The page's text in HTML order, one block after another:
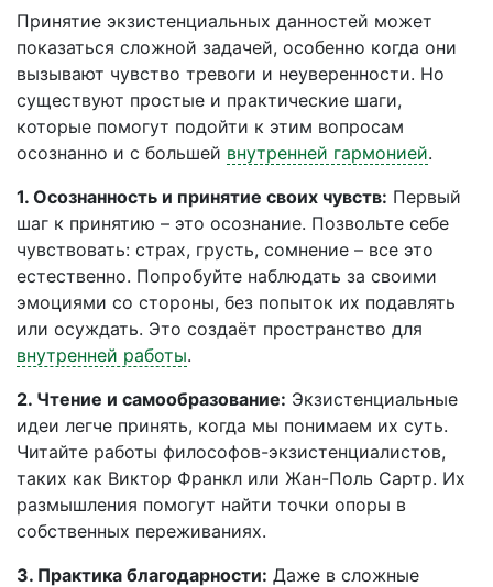
Принятие экзистенциальных данностей может
показаться сложной задачей, особенно когда они
вызывают чувство тревоги и неуверенности. Но
существуют простые и практические шаги,
которые помогут подойти к этим вопросам
осознанно и с большей внутренней гармонией.
1. Осознанность и принятие своих чувств: Первый
шаг к принятию – это осознание. Позвольте себе
чувствовать: страх, грусть, сомнение – все это
естественно. Попробуйте наблюдать за своими
эмоциями со стороны, без попыток их подавлять
или осуждать. Это создаёт пространство для
внутренней работы.
2. Чтение и самообразование: Экзистенциальные
идеи легче принять, когда мы понимаем их суть.
Читайте работы философов-экзистенциалистов,
таких как Виктор Франкл или Жан-Поль Сартр. Их
размышления помогут найти точки опоры в
собственных переживаниях.
3. Практика благодарности: Даже в сложные